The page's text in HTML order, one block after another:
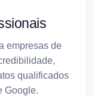
empresas de
qualificados
Google.